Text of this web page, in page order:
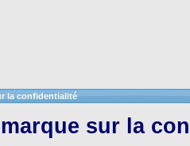
la confidentialité
sur la